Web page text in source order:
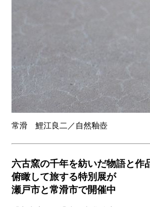
常滑 鯉江良二／自然釉壺
六古窯の千年を紡いだ物語と作
俯瞰して旅する特別展が
瀬戸市と常滑市で開催中